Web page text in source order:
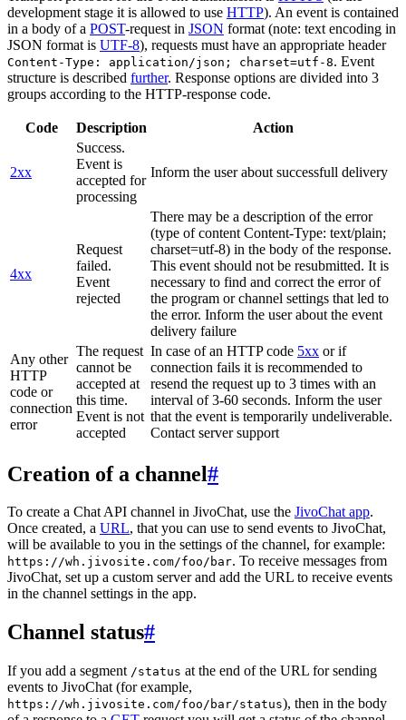
development stage it is allowed to use HTTP). An event is contained
in a body of a POST-request in JSON format (note: text encoding in
JSON format is UTF-8), requests must have an appropriate header
Content-Type: application/json; charset=utf-8. Event
structure is described further. Response options are divided into 3
groups according to the HTTP-response code.
Code Description Action
2xx
Success.
Event is
accepted for
processing
Inform the user about successfull delivery
4xx
Request
failed.
Event
rejected
There may be a description of the error
(type of content Content-Type: text/plain;
charset=utf-8) in the body of the response.
This event should not be resubmitted. It is
necessary to find and correct the error of
the program or channel settings that led to
the error. Inform the user about the event
delivery failure
Any other
HTTP
code or
connection
error
The request
cannot be
accepted at
this time.
Event is not
accepted
In case of an HTTP code 5xx or if
connection fails it is recommended to
resend the request up to 3 times with an
interval of 3-60 seconds. Inform the user
that the event is temporarily undeliverable.
Contact server support
Creation of a channel#
To create a Chat API channel in JivoChat, use the JivoChat app.
Once created, a URL, that you can use to send events to JivoChat,
will be available to you in the settings of the channel, for example:
https://wh.jivosite.com/foo/bar. To receive messages from
JivoChat, set up a custom server and add the URL to receive events
in the channel settings in the app.
Channel status#
If you add a segment /status at the end of the URL for sending
events to JivoChat (for example,
https://wh.jivosite.com/foo/bar/status), then in the body